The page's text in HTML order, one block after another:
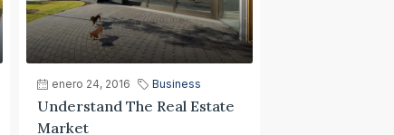
enero 24, 2016 Business
Understand The Real Estate
Market